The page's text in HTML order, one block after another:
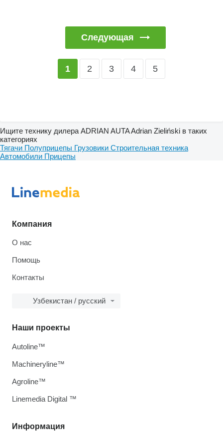
Следующая
1 2 3 4 5
Ищите технику дилера ADRIAN AUTA Adrian Zieliński в таких
категориях
Тягачи Полуприцепы Грузовики Строительная техника
Автомобили Прицепы
Компания
О нас
Помощь
Контакты
Узбекистан / русский
Информация
Наши проекты
Autoline™
Machineryline™
Agroline™
Linemedia Digital ™